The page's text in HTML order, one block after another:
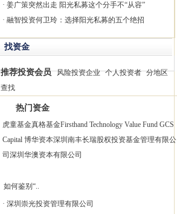
· 姜广策突然出走 阳光私募这个分手不“从容”
· 融智投资何卫玲：选择阳光私募的五个绝招
找资金
推荐投资会员 风险投资企业 个人投资者 分地区
查找
热门资金
虎童基金真格基金Firsthand Technology Value Fund GCS
Capital 博华资本深圳南丰长瑞股权投资基金管理有限公
司 深圳华澳资本有限公司
如何鉴别“..
· 深圳崇光投资管理有限公司